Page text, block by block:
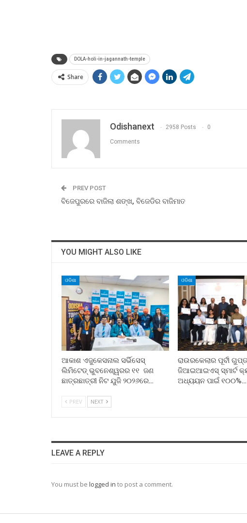
DOLA-holi-in-jagannath-temple
Share
Odishanext 2958 Posts 0
Comments
PREV POST
ବିଜେପୁରରେ ବାଜିଲା ଶଙ୍ଖ, ବିଜେଡିର ବାଜିମାତ
YOU MIGHT ALSO LIKE
ଓଡିଶା
ଆକାଶ ଏଜୁକେସନାଲ ସର୍ଭିସେସ୍
ଲିମିଟେଡ୍ ଭୁବନେଶ୍ୱରର ୧୧ ଜଣ
ଛାତ୍ରଛାତ୍ରୀ ନିଟ ଯୁଜି ୨୦୨୬ରେ…
ଓଡିଶା
ରାଉରକେଲାର ପୂର୍ବୀ
ଜିଆଇଆଇଏସ୍ ସ୍ମାର୍ଟ
ଅଧ୍ୟୟନ ପାଇଁ ୧୦୦%…
PREV NEXT
LEAVE A REPLY
You must be logged in to post a comment.